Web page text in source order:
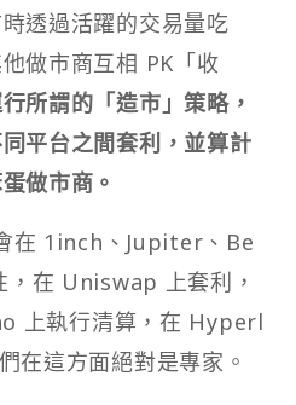
透過活躍的交易量吃
做市商互相 PK「收
所謂的「造市」策略，
平台之間套利，並算計
做市商。
在 1inch、Jupiter、Be
在 Uniswap 上套利，
上執行清算，在 Hyperl
在這方面絕對是專家。